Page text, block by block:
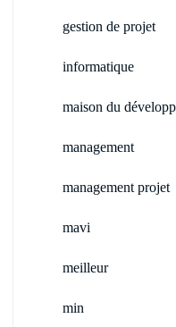
gestion de projet
informatique
maison du
management
management projet
mavi
meilleur
min